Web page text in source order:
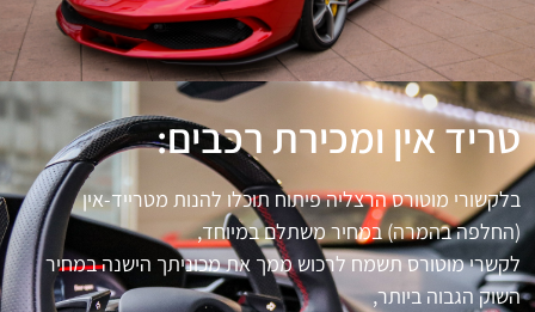
טריד אין ומכירת רכבים:
בלקשורי מוטורס הרצליה פיתוח תוכלו להנות מטרייד-אין
(החלפה בהמרה) במחיר משתלם במיוחד,
לקשרי מוטורס תשמח לרכוש ממך את מכוניתך הישנה במחיר
השוק הגבוה ביותר,